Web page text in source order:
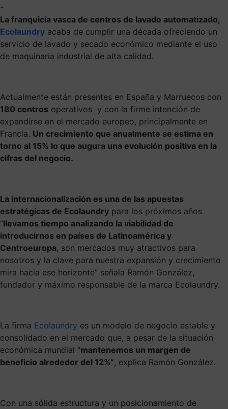
-
La franquicia vasca de centros de lavado automatizado,
Ecolaundry acaba de cumplir una década ofreciendo un
servicio de lavado y secado económico mediante el uso
de maquinaria industrial de alta calidad.
Actualmente están presentes en España y Marruecos con
180 centros operativos y con la firme intención de
expandirse en el mercado europeo, principalmente en
Francia. Un crecimiento que anualmente se estima en
torno al 15% lo que augura una evolución positiva en la
cifras del negocio.
La internacionalización es una de las apuestas
estratégicas de Ecolaundry para los próximos años
“llevamos tiempo analizando la viabilidad de
introducirnos en países de Latinoamérica y
Centroeuropa, son mercados muy atractivos para
nosotros y la clave para nuestra expansión y crecimiento
mira hacia ese horizonte” señala Ramón González,
fundador y máximo responsable de la marca Ecolaundry.
La firma Ecolaundry es un modelo de negocio estable y
consolidado en el mercado que, a pesar de la situación
económica mundial “mantenemos un margen de
beneficio alrededor del 12%”, explica Ramón González.
Con una sólida estructura y un posicionamiento de